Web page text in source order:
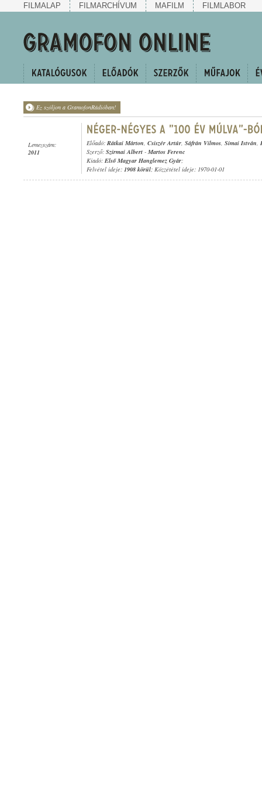
FILMALAP FILMARCHÍVUM MAFILM FILMLABOR
Ez szóljon a GramofonRádióban!
Lemezszám:
2011
Előadó: Rátkai Márton, Csiszér Artúr, Sáfrán Vilmos, Simai István,
Szerző: Szirmai Albert - Martos Ferenc
Kiadó: Első Magyar Hanglemez Gyár;
Felvétel ideje: 1908 körül; Közzététel ideje: 1970-01-01